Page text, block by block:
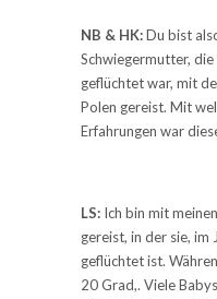
NB & HK:Du bist
Schwiegermutter,
geflüchtet war, mit
Polen gereist. Mit
Erfahrungen war
LS: Ich bin mit
gereist, in der sie,
geflüchtet ist.
20 Grad,. Viele